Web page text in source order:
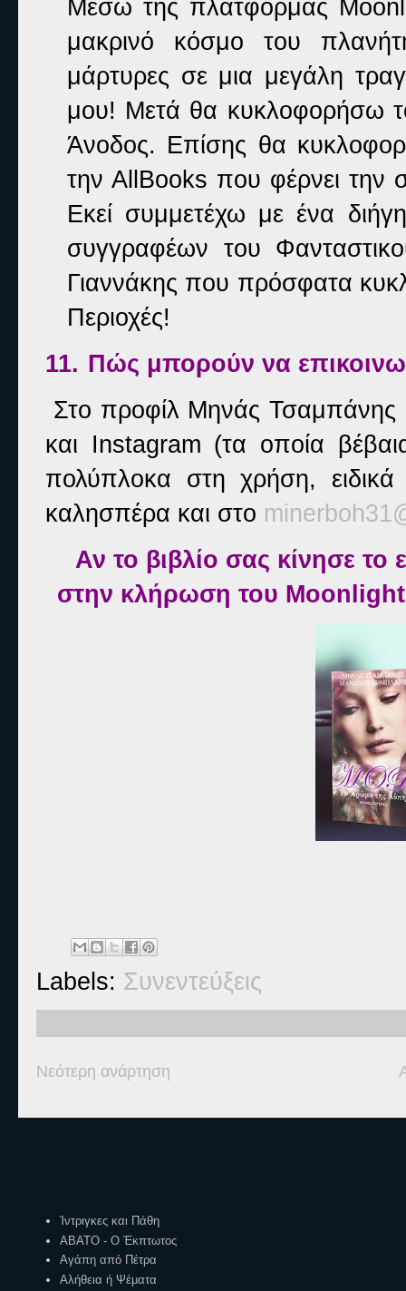
Μέσω της πλατφόρμας
μακρινό κόσμο του
μάρτυρες σε μια μεγάλη
μου! Μετά θα κυκλοφορήσω
Άνοδος. Επίσης θα
τηνAllBooks που φέρνει την
Εκεί συμμετέχω με ένα
συγγραφέων του
Γιαννάκης που πρόσφατα
Περιοχές!
11. Πώς μπορούν να
Στο προφίλ Μηνάς
και Instagram (τα οποία
πολύπλοκα στη χρήση, ειδικά
καλησπέρα και στο minerboh
Αν το βιβλίο σας κίνησε
στην κλήρωση του
Labels: Συνεντεύξεις
Νεότερη ανάρτηση
Ίντριγκες και Πάθη
ΑΒΑΤΟ - Ο Έκπτωτος
Αγάπη από Πέτρα
Αλήθεια ή Ψέματα